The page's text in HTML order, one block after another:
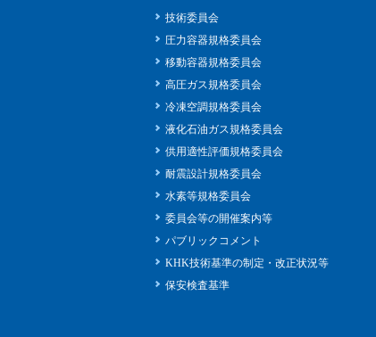
技術委員会
圧力容器規格委員会
移動容器規格委員会
高圧ガス規格委員会
冷凍空調規格委員会
液化石油ガス規格委員会
供用適性評価規格委員会
耐震設計規格委員会
水素等規格委員会
委員会等の開催案内等
パブリックコメント
KHK技術基準の制定・改正状況等
保安検査基準